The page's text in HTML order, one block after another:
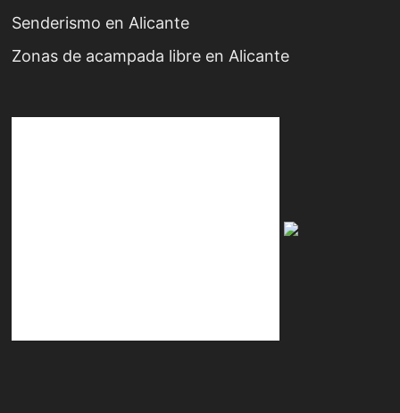
Senderismo en Alicante
Zonas de acampada libre en Alicante